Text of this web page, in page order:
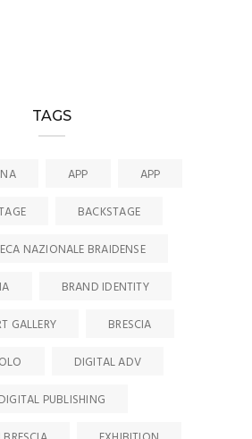
TAGS
APP
APP
BACKSTAGE
NAZIONALE BRAIDENSE
BRAND IDENTITY
GALLERY
BRESCIA
DIGITAL ADV
DIGITAL PUBLISHING